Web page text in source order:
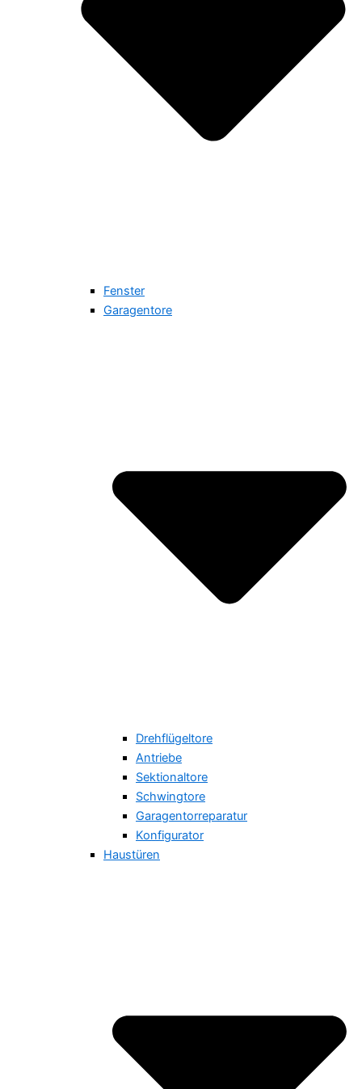
Fenster
Garagentore
Drehflügeltore
Antriebe
Sektionaltore
Schwingtore
Garagentorreparatur
Konfigurator
Haustüren